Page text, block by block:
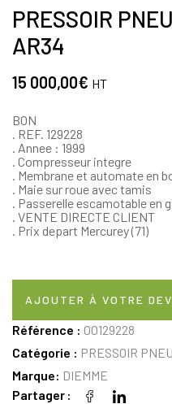
PRESSOIR
AR34
15 000,00€ HT
BON
. REF. 129228
. Annee : 1999
. Compresseur integre
. Membrane et automate en
. Maie sur roue avec tamis
. Passerelle escamotable en
. VENTE DIRECTE CLIENT
. Prix depart Mercurey (71)
AJOUTER À VOTRE
Référence : 00129228
Catégorie : PRESSOIR
Marque: DIEMME
Partager